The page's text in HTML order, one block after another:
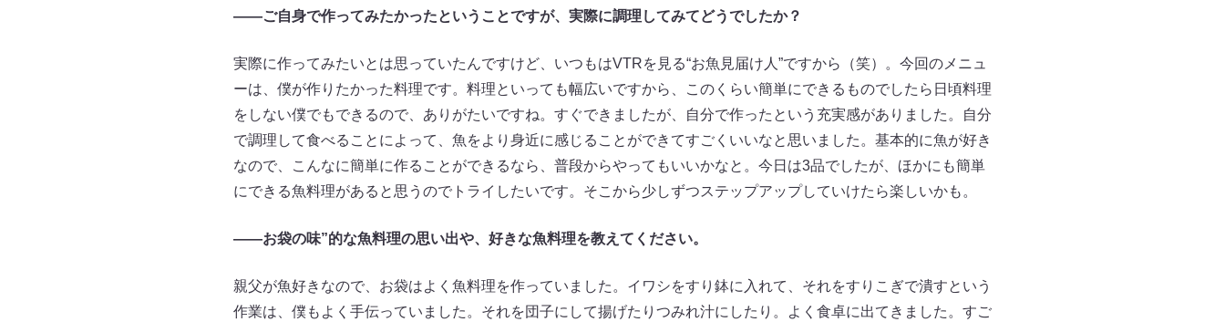
――ご自身で作ってみたかったということですが、実際に調理してみてどうでしたか？
実際に作ってみたいとは思っていたんですけど、いつもはVTRを見る“お魚見届け人”ですから（笑）。今回のメニュ
ーは、僕が作りたかった料理です。料理といっても幅広いですから、このくらい簡単にできるものでしたら日頃料理
をしない僕でもできるので、ありがたいですね。すぐできましたが、自分で作ったという充実感がありました。自分
で調理して食べることによって、魚をより身近に感じることができてすごくいいなと思いました。基本的に魚が好き
なので、こんなに簡単に作ることができるなら、普段からやってもいいかなと。今日は3品でしたが、ほかにも簡単
にできる魚料理があると思うのでトライしたいです。そこから少しずつステップアップしていけたら楽しいかも。
――お袋の味”的な魚料理の思い出や、好きな魚料理を教えてください。
親父が魚好きなので、お袋はよく魚料理を作っていました。イワシをすり鉢に入れて、それをすりこぎで潰すという
作業は、僕もよく手伝っていました。それを団子にして揚げたりつみれ汁にしたり。よく食卓に出てきました。すご